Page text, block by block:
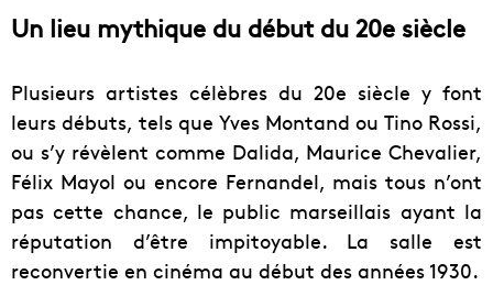
Un lieu mythique du début du 20e siècle
Plusieurs artistes célèbres du 20e siècle y font
leurs débuts, tels que Yves Montand ou Tino Rossi,
ou s’y révèlent comme Dalida, Maurice Chevalier,
Félix Mayol ou encore Fernandel, mais tous n’ont
pas cette chance, le public marseillais ayant la
réputation d’être impitoyable. La salle est
reconvertie en cinéma au début des années 1930.